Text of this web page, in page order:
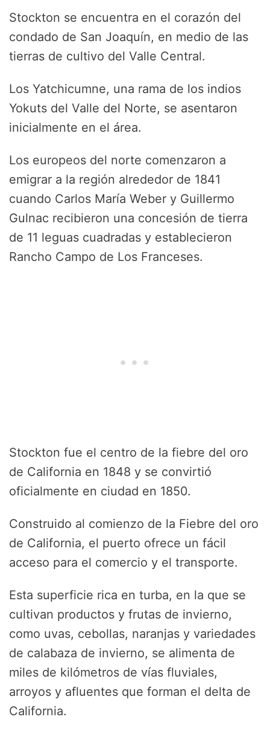
Stockton se encuentra en el corazón del
condado de San Joaquín, en medio de las
tierras de cultivo del Valle Central.
Los Yatchicumne, una rama de los indios
Yokuts del Valle del Norte, se asentaron
inicialmente en el área.
Los europeos del norte comenzaron a
emigrar a la región alrededor de 1841
cuando Carlos María Weber y Guillermo
Gulnac recibieron una concesión de tierra
de 11 leguas cuadradas y establecieron
Rancho Campo de Los Franceses.
Stockton fue el centro de la fiebre del oro
de California en 1848 y se convirtió
oficialmente en ciudad en 1850.
Construido al comienzo de la Fiebre del oro
de California, el puerto ofrece un fácil
acceso para el comercio y el transporte.
Esta superficie rica en turba, en la que se
cultivan productos y frutas de invierno,
como uvas, cebollas, naranjas y variedades
de calabaza de invierno, se alimenta de
miles de kilómetros de vías fluviales,
arroyos y afluentes que forman el delta de
California.